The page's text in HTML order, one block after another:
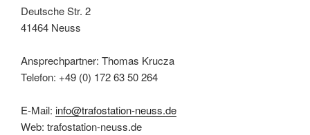
Deutsche Str. 2
41464 Neuss
Ansprechpartner: Thomas Krucza
Telefon: +49 (0) 172 63 50 264
E-Mail: info@trafostation-neuss.de
Web: trafostation-neuss.de